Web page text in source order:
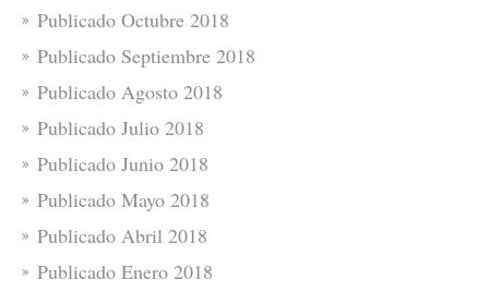
Publicado Octubre 2018
Publicado Septiembre 2018
Publicado Agosto 2018
Publicado Julio 2018
Publicado Junio 2018
Publicado Mayo 2018
Publicado Abril 2018
Publicado Enero 2018